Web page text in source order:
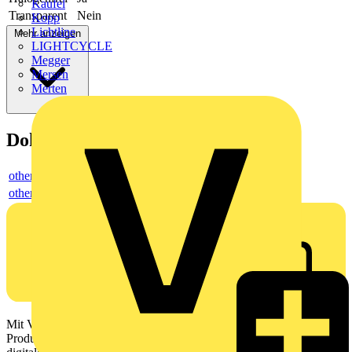
Kaufel
Kopp
Lichtline
LIGHTCYCLE
Megger
Mersen
Merten
Transparent
Nein
Mehr anzeigen
Dokumente
others
others
Mit Voltimum erhalten Elektrofachkräfte Zugang zu Branchennews,
Produktinformationen, Schulungen und Tools – alles auf einer